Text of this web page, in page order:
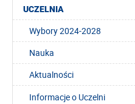
UCZELNIA
Wybory 2024-2028
Nauka
Aktualności
Informacje o Uczelni